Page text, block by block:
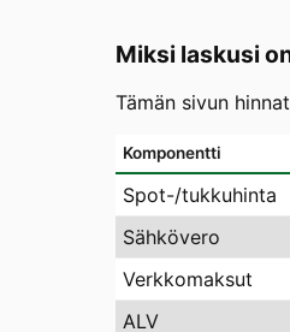
Miksi laskusi
Tämän sivun
Komponentti
Spot-/tukkuhinta
Sähkövero
Verkkomaksut
ALV